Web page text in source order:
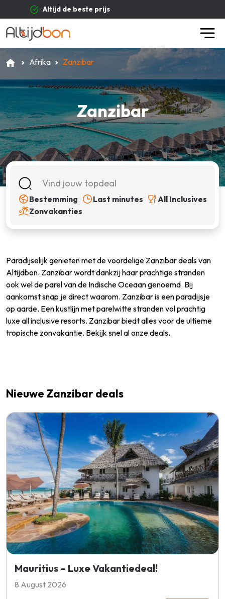
Afrika Zanzibar
Zanzibar
Bestemming Last minutes
All Inclusives
Zonvakanties
Paradijselijk genieten met de voordelige Zanzibar deals van
Altijdbon. Zanzibar wordt dankzij haar prachtige stranden
ook wel de parel van de Indische Oceaan genoemd. Bij
aankomst snap je direct waarom. Zanzibar is een paradijsje
op aarde. Een kustlijn met parelwitte stranden vol prachtig
luxe all inclusive resorts. Zanzibar biedt alles voor de ultieme
tropische zonvakantie. Bekijk snel al onze deals.
Nieuwe Zanzibar deals
Mauritius – Luxe Vakantiedeal!
8 August 2026